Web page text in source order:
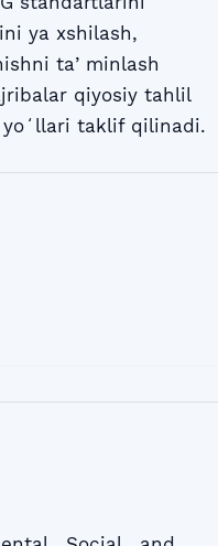
ya xshilash,
taʼminlash
qiyosiy tahlil
taklif qilinadi.